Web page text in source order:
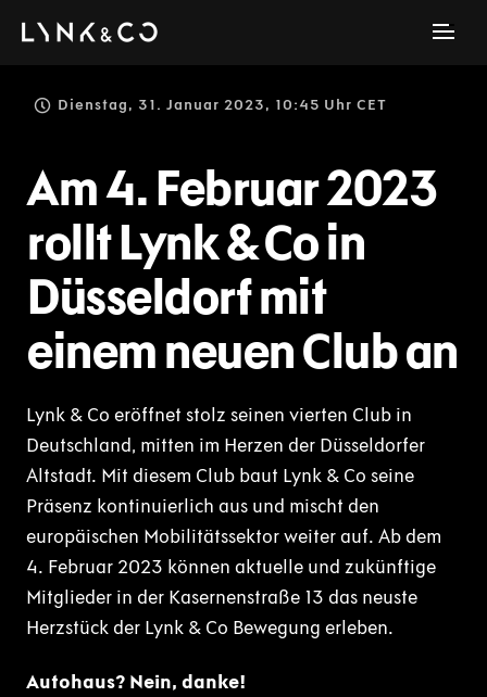
Dienstag, 31. Januar 2023, 10:45 Uhr CET
Am 4. Februar 2023
rollt Lynk & Co in
Düsseldorf mit
einem neuen Club an
Lynk & Co eröffnet stolz seinen vierten Club in
Deutschland, mitten im Herzen der Düsseldorfer
Altstadt. Mit diesem Club baut Lynk & Co seine
Präsenz kontinuierlich aus und mischt den
europäischen Mobilitätssektor weiter auf. Ab dem
4. Februar 2023 können aktuelle und zukünftige
Mitglieder in der Kasernenstraße 13 das neuste
Herzstück der Lynk & Co Bewegung erleben.
Autohaus? Nein, danke!